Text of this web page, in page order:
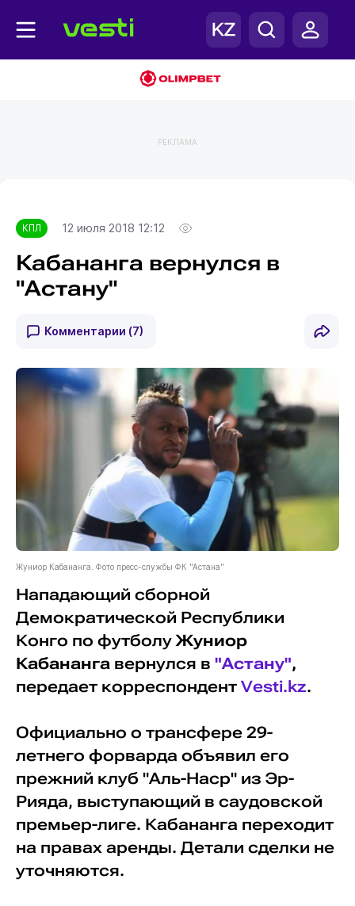
РЕКЛАМА
КПЛ 12 июля 2018 12:12
Кабананга вернулся в
"Астану"
Комментарии (7)
Жуниор Кабананга. Фото пресс-службы ФК "Астана"
Нападающий сборной
Демократической Республики
Конго по футболуЖуниор
Кабанангавернулся в "Астану",
передает корреспондент Vesti.kz.
Официально о трансфере 29-
летнего форварда объявил его
прежний клуб "Аль-Наср" из Эр-
Рияда, выступающий в саудовской
премьер-лиге. Кабананга переходит
на правах аренды. Детали сделки не
уточняются.